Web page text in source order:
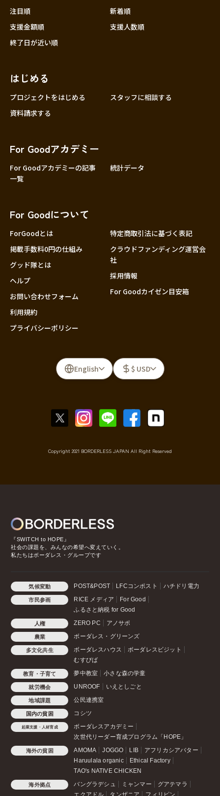
注目順
新着順
支援金額順
支援人数順
終了日が近い順
はじめる
プロジェクトをはじめる
スタッフに相談する
資料請求する
For Goodアカデミー
For Goodアカデミーの記事
一覧
統計データ
For Goodについて
ForGoodとは
掲載手数料0円の仕組み
グッド隊とは
ヘルプ
お問い合わせフォーム
利用規約
プライバシーポリシー
特定商取引法に基づく表記
クラウドファンディング運営会
社
採用情報
For Goodカイゼン目安箱
English $ USD
Copyright 2021 BORDERLESS JAPAN All Right Reserved
『SWITCH to HOPE』
社会の課題を、みんなの希望へ変えていく。
私たちはボーダレス・グループです
気候変動 POST&POST LFCコンポスト ハチドリ電力
市民参画 RICE メディア
For Good
ふるさと納税 for Good
人権 ZERO PC アノサポ
農業 ボーダレス・グリーンズ
多文化共生 ボーダレスハウス
ボーダレスビジット
むすびば
教育・子育て 夢中教室 小さな森の学童
就労機会 UNROOF いえとしごと
地域課題 公民連携室
国内の貧困 コシツ
起業支援・人材育成
ボーダレスアカデミー
次世代リーダー育成プログラム「HOPE」
海外の貧困 AMOMA JOGGO LIB
アフリカシアバター
Haruulala organic
Ethical Factory
TAO's NATIVE CHICKEN
海外拠点 バングラデシュ ミャンマー
グアテマラ
エクアドル
タンザニア フィリピン